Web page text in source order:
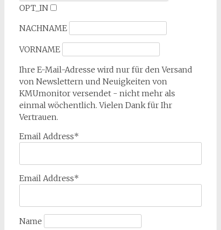
OPT_IN
NACHNAME
VORNAME
Ihre E-Mail-Adresse wird nur für den Versand
von Newslettern und Neuigkeiten von
KMUmonitor versendet - nicht mehr als
einmal wöchentlich. Vielen Dank für Ihr
Vertrauen.
Email Address*
Email Address*
Name